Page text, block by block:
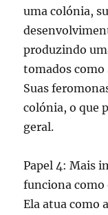
uma colónia,
produzindo
tomados como
Suas
colónia, o que
geral.
Papel 4: Mais
funciona como
Ela atua como